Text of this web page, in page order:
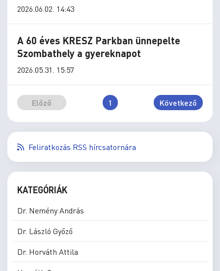
2026.06.02. 14:43
A 60 éves KRESZ Parkban ünnepelte
Szombathely a gyereknapot
2026.05.31. 15:57
Előző 1 Következő
Feliratkozás RSS hírcsatornára
KATEGÓRIÁK
Dr. Nemény András
Dr. László Győző
Dr. Horváth Attila